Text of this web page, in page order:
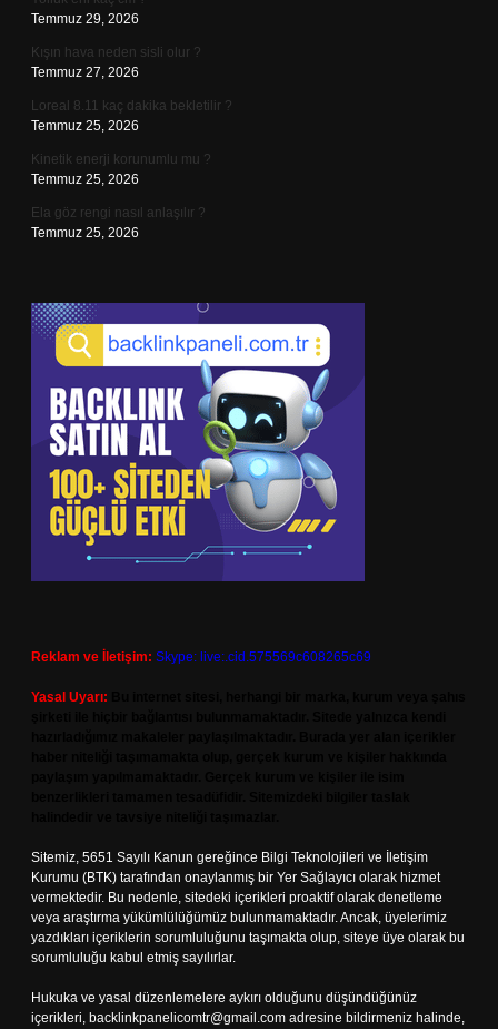
Temmuz 29, 2026
Kışın hava neden sisli olur ?
Temmuz 27, 2026
Loreal 8.11 kaç dakika bekletilir ?
Temmuz 25, 2026
Kinetik enerji korunumlu mu ?
Temmuz 25, 2026
Ela göz rengi nasıl anlaşılır ?
Temmuz 25, 2026
Reklam ve İletişim: Skype: live:.cid.575569c608265c69
Yasal Uyarı:
Sitemiz, 5651 Sayılı Kanun gereğince Bilgi Teknolojileri ve İletişim
Kurumu (BTK) tarafından onaylanmış bir Yer Sağlayıcı olarak hizmet
vermektedir. Bu nedenle, sitedeki içerikleri proaktif olarak denetleme
veya araştırma yükümlülüğümüz bulunmamaktadır. Ancak, üyelerimiz
yazdıkları içeriklerin sorumluluğunu taşımakta olup, siteye üye olarak bu
sorumluluğu kabul etmiş sayılırlar.
Hukuka ve yasal düzenlemelere aykırı olduğunu düşündüğünüz
içerikleri, backlinkpanelicomtr@gmail.com adresine bildirmeniz halinde,